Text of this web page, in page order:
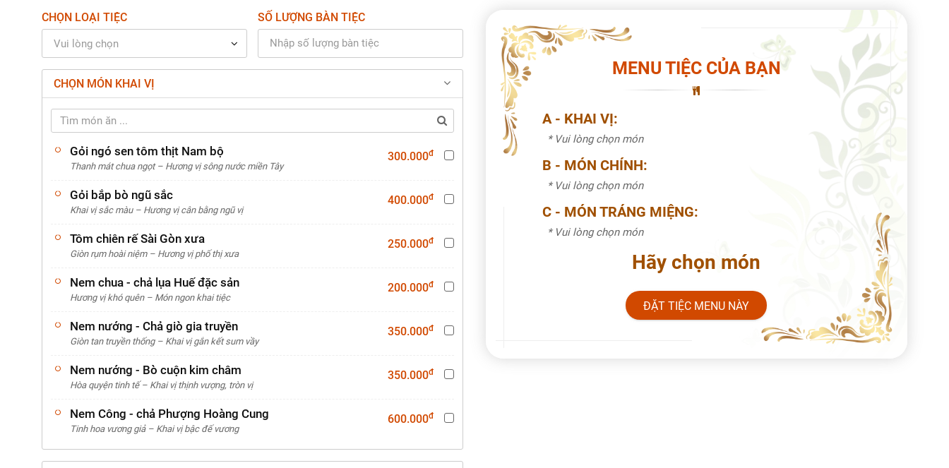
MENU
A - KHAI VỊ
B - MÓN CHÍNH
* Vui lòng chọn món
* Vui lòng chọn món
CHỌN LOẠI TIỆC
Vui lòng chọn
SỐ LƯỢNG BÀN TIỆC
CHỌN MÓN KHAI VỊ
Gỏi ngó sen tôm thịt Nam bộ
Thanh mát chua ngọt – Hương vị sông nước miền Tây
300.000đ
Gỏi bắp bò ngũ sắc
Khai vị sắc màu – Hương vị cân bằng ngũ vị
400.000đ
Tôm chiên rế Sài Gòn xưa
Giòn rụm hoài niệm – Hương vị phố thị xưa
250.000đ
Nem chua - chả lụa Huế đặc sản
Hương vị khó quên – Món ngon khai tiệc
200.000đ
Nem nướng - Chả giò gia truyền
Giòn tan truyền thống – Khai vị gắn kết sum vầy
350.000đ
Nem nướng - Bò cuộn kim châm
Hòa quyện tinh tế – Khai vị thịnh vượng, tròn vị
350.000đ
Nem Công - chả Phượng Hoàng Cung
Tinh hoa vương giả – Khai vị bậc đế vương
600.000đ
MENU TIỆC CỦA BẠN
A - KHAI VỊ:
* Vui lòng chọn món
B - MÓN CHÍNH:
* Vui lòng chọn món
C - MÓN TRÁNG MIỆNG:
* Vui lòng chọn món
Hãy chọn món
ĐẶT TIỆC MENU NÀY